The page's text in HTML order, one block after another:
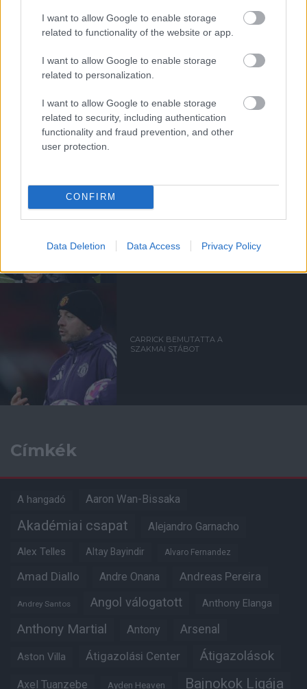
I want to allow Google to enable storage
related to functionality of the website or app.
I want to allow Google to enable storage
related to personalization.
I want to allow Google to enable storage
related to security, including authentication
functionality and fraud prevention, and other
user protection.
CONFIRM
Data Deletion Data Access Privacy Policy
EREDMÉNYEZŐ
SZÖGLETVARIÁCIÓ MÖGÖTT?
MAGUIRE-T LENYŰGÖZI
CARRICK BEMUTATTA A
SZAKMAI STÁBOT
Címkék
A hangadó Aaron Wan-Bissaka
Akadémiai csapat Alejandro Garnacho
Alex Telles Altay Bayindir Alvaro Fernandez
Amad Diallo Andre Onana Andreas Pereira
Andrey Santos Angol válogatott Anthony Elanga
Anthony Martial Antony Arsenal
Aston Villa Átigazolási Center Átigazolások
Axel Tuanzebe Ayden Heaven Bajnokok Ligája